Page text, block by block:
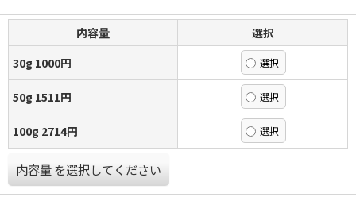
内容量
選択
30g 1000円
50g 1511円
100g 2714円
内容量を選択してください